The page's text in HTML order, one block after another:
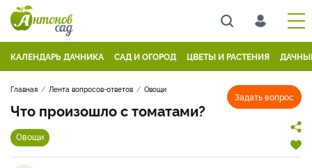
КАЛЕНДАРЬ ДАЧНИКА САД И ОГОРОД ЦВЕТЫ И РАСТЕНИЯ
Задать вопрос
Главная Лента вопросов-ответов Овощи
Что произошло с томатами?
Овощи